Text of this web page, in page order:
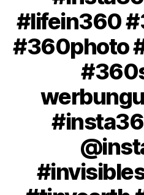
#lifein360
#360photo